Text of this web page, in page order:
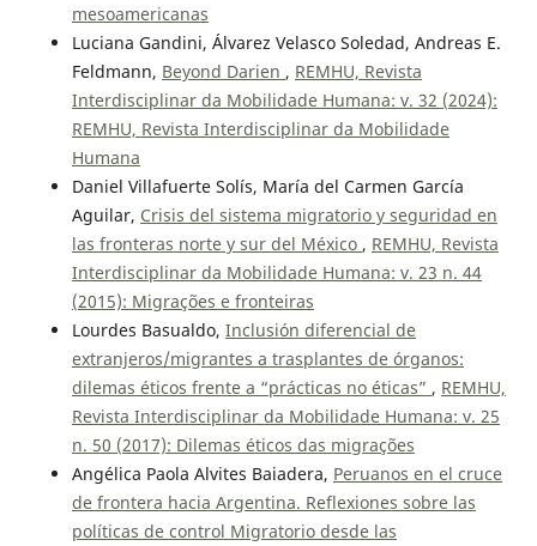
mesoamericanas
Luciana Gandini, Álvarez Velasco Soledad, Andreas E.
Feldmann, Beyond Darien , REMHU, Revista
Interdisciplinar da Mobilidade Humana: v. 32 (2024):
REMHU, Revista Interdisciplinar da Mobilidade
Humana
Daniel Villafuerte Solís, María del Carmen García
Aguilar, Crisis del sistema migratorio y seguridad en
las fronteras norte y sur del México , REMHU, Revista
Interdisciplinar da Mobilidade Humana: v. 23 n. 44
(2015): Migrações e fronteiras
Lourdes Basualdo, Inclusión diferencial de
extranjeros/migrantes a trasplantes de órganos:
dilemas éticos frente a “prácticas no éticas” , REMHU,
Revista Interdisciplinar da Mobilidade Humana: v. 25
n. 50 (2017): Dilemas éticos das migrações
Angélica Paola Alvites Baiadera, Peruanos en el cruce
de frontera hacia Argentina. Reflexiones sobre las
políticas de control Migratorio desde las